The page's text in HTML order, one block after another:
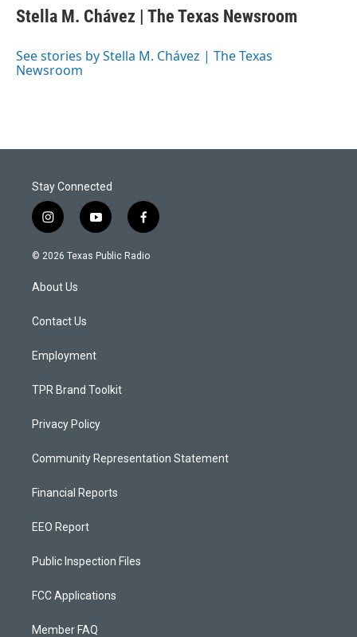
e
b
o
k
t
t
r
k
e
I
n
i
l
Stella M. Chávez | The Texas Newsroom
See stories by Stella M. Chávez | The Texas
Newsroom
Stay Connected
i
n
s
a
g
a
y
o
u
f
a
c
© 2026 Texas Public Radio
About Us
Contact Us
Employment
TPR Brand Toolkit
Privacy Policy
Community Representation Statement
Financial Reports
EEO Report
Public Inspection Files
FCC Applications
Member FAQ